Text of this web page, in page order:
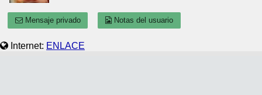
Mensaje privado Notas del usuario
Internet: ENLACE